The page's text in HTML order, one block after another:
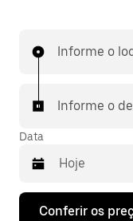
Informe o
Informe o
Data
Pressione
Conferir os